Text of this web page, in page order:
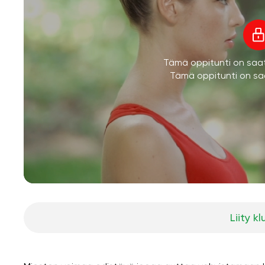
Tämä oppitunti on
Tämä oppitunti on
Liity